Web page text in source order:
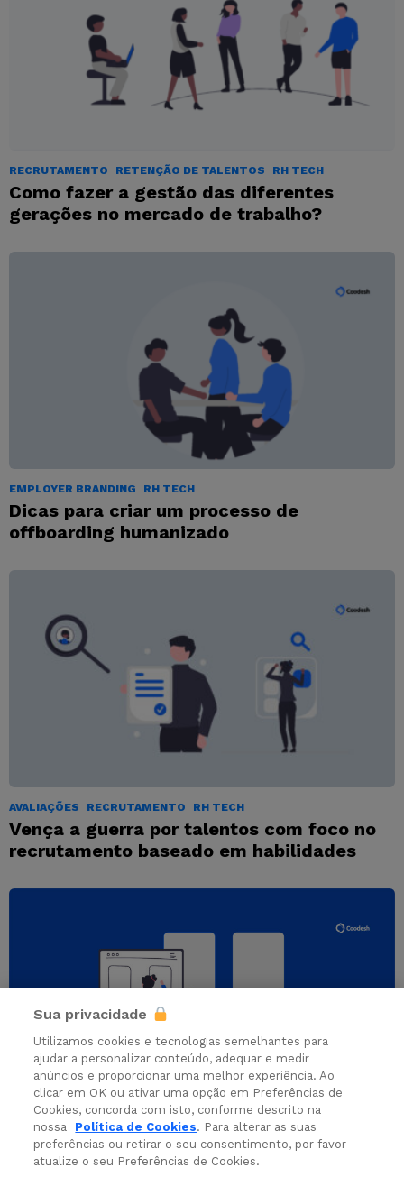
RECRUTAMENTO RETENÇÃO DE TALENTOS RH TECH
Como fazer a gestão das diferentes
gerações no mercado de trabalho?
EMPLOYER BRANDING RH TECH
Dicas para criar um processo de
offboarding humanizado
AVALIAÇÕES RECRUTAMENTO RH TECH
Vença a guerra por talentos com foco no
recrutamento baseado em habilidades
CARREIRAS PESSOAS CANDIDATAS
Desenvolvedor Front-end precisa saber
design?
Sua privacidade
Utilizamos cookies e tecnologias semelhantes para
ajudar a personalizar conteúdo, adequar e medir
anúncios e proporcionar uma melhor experiência. Ao
clicar em OK ou ativar uma opção em Preferências de
Cookies, concorda com isto, conforme descrito na
nossa
Política de Cookies. Para alterar as suas
preferências ou retirar o seu consentimento, por favor
atualize o seu Preferências de Cookies.